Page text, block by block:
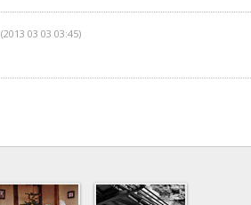
(2013 03 03 03:45)